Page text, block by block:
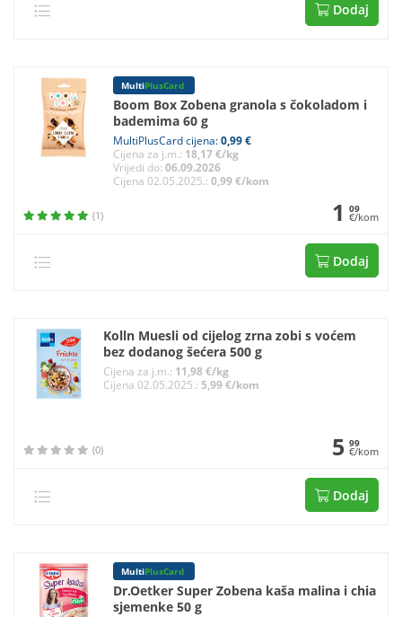
Dodaj
MultiPlusCard
Boom Box Zobena granola s čokoladom i
bademima 60 g
MultiPlusCard cijena:0,99 €
Cijena za j.m.: 18,17 €/kg
Vrijedi do:06.09.2026
Cijena 02.05.2025.:0,99 €/kom
(1) 1 09
€/kom
Dodaj
Kolln Muesli od cijelog zrna zobi s voćem
bez dodanog šećera 500 g
Cijena za j.m.: 11,98 €/kg
Cijena 02.05.2025.:5,99 €/kom
(0) 5 99
€/kom
Dodaj
MultiPlusCard
Dr.Oetker Super Zobena kaša malina i chia
sjemenke 50 g